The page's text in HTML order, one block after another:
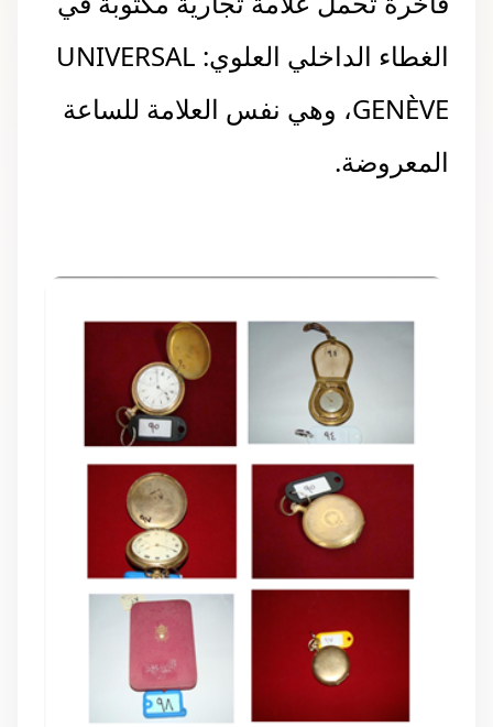
الغطاء الداخلي العلوي: UNIVERSAL
GENÈVE، وهي نفس العلامة للساعة
المعروضة.